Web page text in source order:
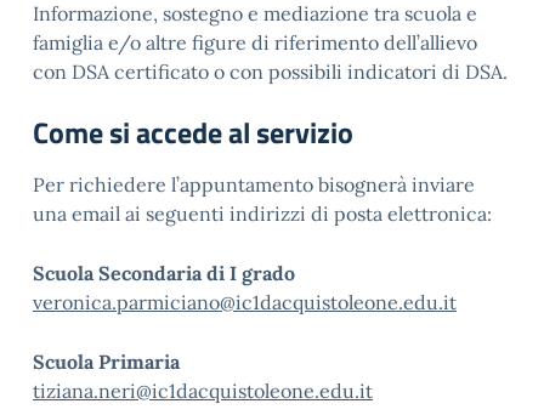
Informazione, sostegno e mediazione tra scuola e
famiglia e/o altre figure di riferimento dell’allievo
con DSA certificato o con possibili indicatori di DSA.
Come si accede al servizio
Per richiedere l’appuntamento bisognerà inviare
una email ai seguenti indirizzi di posta elettronica:
Scuola Secondaria di I grado
veronica.parmiciano@ic1dacquistoleone.edu.it
Scuola Primaria
tiziana.neri@ic1dacquistoleone.edu.it